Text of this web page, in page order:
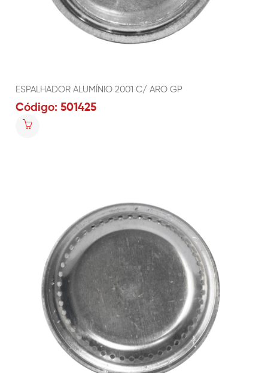
ESPALHADOR ALUMÍNIO 2001 C/ ARO GP
Código: 501425